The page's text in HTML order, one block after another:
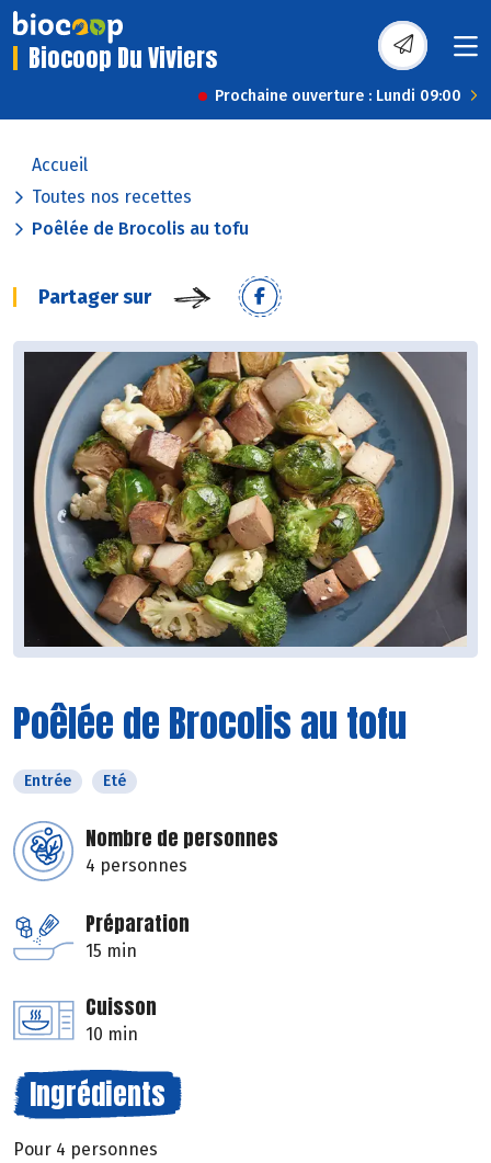
Biocoop Du Viviers
Prochaine ouverture : Lundi 09:00
Accueil
Toutes nos recettes
Poêlée de Brocolis au tofu
Partager sur
Poêlée de Brocolis au tofu
Entrée Eté
Nombre de personnes
4 personnes
Préparation
15 min
Cuisson
10 min
Ingrédients
Pour 4 personnes